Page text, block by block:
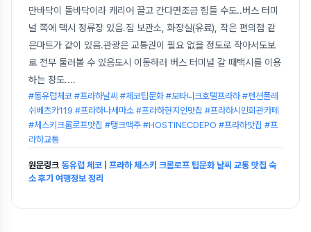
만바닥이 돌바닥이라 캐리어 끌고 간다면조금 힘들 수도..버스 터미
널 쪽에 택시 정류장 있음.짐 보관소, 화장실(유료), 작은 편의점 같
은마트가 같이 있음.관광은 교통권이 필요 없을 정도로 작아서도보
로 전부 둘러볼 수 있음도시 이동하러 버스 터미널 갈 때택시를 이용
하는 정도....
#동유럽체코 #프라하날씨 #체코팁문화 #보타니크호텔프라하 #펜션플레
쉬베츠카119 #프라하나세마소 #프라하현지인맛집 #프라하시민회관카페
#체스키크롬로프맛집 #탱크맥주 #HOSTINECDEPO #프라하맛집 #프
라하교통
원문링크 동유럽 체코 | 프라하 체스키 크롬로프 팁문화 날씨 교통 맛집 숙
소 후기 여행정보 정리